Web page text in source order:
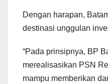
Dengan harapan,
destinasi unggulan
“Pada prinsipnya, BP
merealisasikan PSN
mampu memberikan